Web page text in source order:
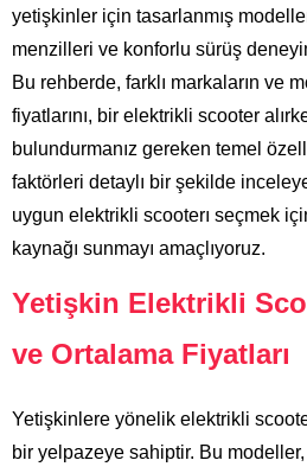
yetişkinler için tasarlanmış
menzilleri ve konforlu sürüş
Bu rehberde, farklı markaların ve
fiyatlarını, bir elektrikli scooter
bulundurmanız gereken temel
faktörleri detaylı bir şekilde
uygun elektrikli scooterı seçmek
kaynağı sunmayı amaçlıyoruz.
Yetişkin Elektrikli
ve Ortalama Fiyatları
Yetişkinlere yönelik elektrikli
bir yelpazeye sahiptir. Bu